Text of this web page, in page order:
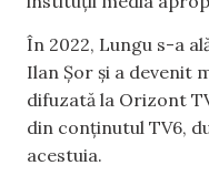
În 2022, Lungu s-a
Ilan Șor și a devenit
difuzată la Orizont
din conținutul TV6,
acestuia.